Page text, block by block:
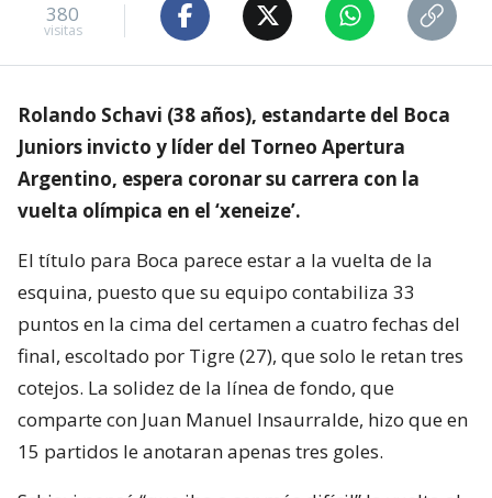
380
visitas
Rolando Schavi (38 años), estandarte del Boca
Juniors invicto y líder del Torneo Apertura
Argentino, espera coronar su carrera con la
vuelta olímpica en el ‘xeneize’.
El título para Boca parece estar a la vuelta de la
esquina, puesto que su equipo contabiliza 33
puntos en la cima del certamen a cuatro fechas del
final, escoltado por Tigre (27), que solo le retan tres
cotejos. La solidez de la línea de fondo, que
comparte con Juan Manuel Insaurralde, hizo que en
15 partidos le anotaran apenas tres goles.